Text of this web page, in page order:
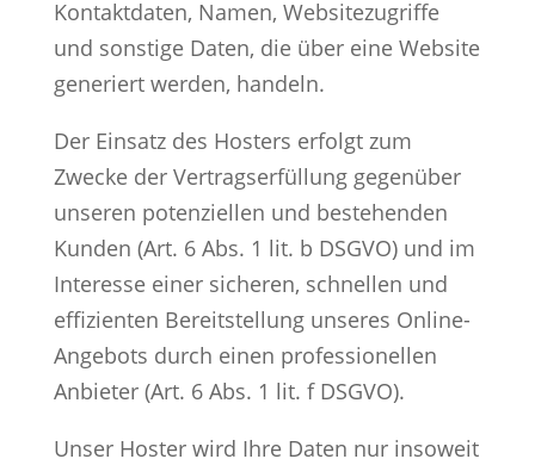
Kontaktdaten, Namen, Websitezugriffe
und sonstige Daten, die über eine Website
generiert werden, handeln.
Der Einsatz des Hosters erfolgt zum
Zwecke der Vertragserfüllung gegenüber
unseren potenziellen und bestehenden
Kunden (Art. 6 Abs. 1 lit. b DSGVO) und im
Interesse einer sicheren, schnellen und
effizienten Bereitstellung unseres Online-
Angebots durch einen professionellen
Anbieter (Art. 6 Abs. 1 lit. f DSGVO).
Unser Hoster wird Ihre Daten nur insoweit